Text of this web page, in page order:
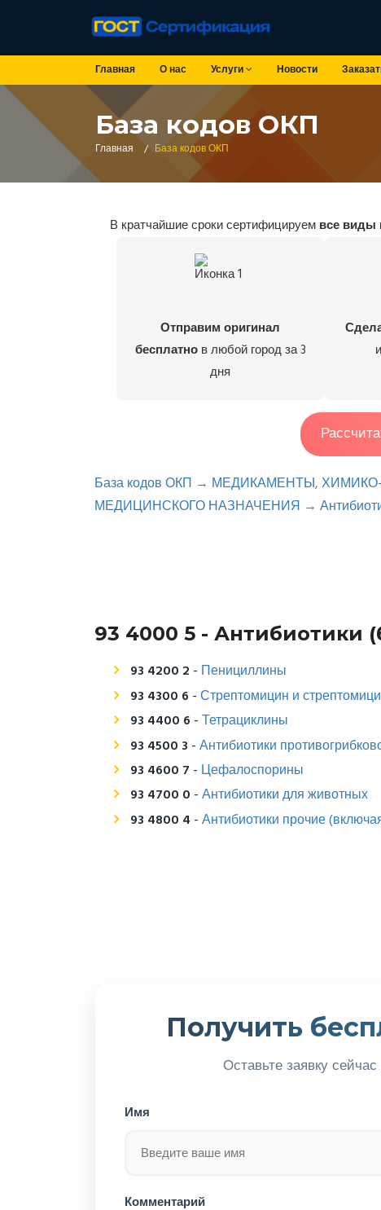
Главная О нас Услуги Новости
База кодов ОКП
Главная / База кодов ОКП
В кратчайшие сроки сертифицируем все виды
Отправим оригинал
бесплатнов любой город за 3
дня
База кодов ОКП → МЕДИКАМЕНТЫ,
МЕДИЦИНСКОГО НАЗНАЧЕНИЯ →
93 4000 5 - Антибиотики
93 4200 2 - Пенициллины
93 4300 6 -Стрептомицин и
93 4400 6 -Тетрациклины
93 4500 3 -Антибиотики
93 4600 7 - Цефалоспорины
93 4700 0 -Антибиотики для животных
93 4800 4 -Антибиотики прочие
Получить
Оставьте заявку
Имя
Комментарий